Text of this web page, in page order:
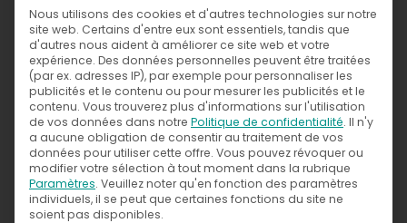
Exhibitions
News
Press
WITH
WHO
CONTACT
Nous utilisons des cookies et d'autres technologies sur notre
site web. Certains d'entre eux sont essentiels, tandis que
d'autres nous aident à améliorer ce site web et votre
expérience. Des données personnelles peuvent être traitées
(par ex. adresses IP), par exemple pour personnaliser les
publicités et le contenu ou pour mesurer les publicités et le
contenu. Vous trouverez plus d'informations sur l'utilisation
de vos données dans notre Politique de confidentialité. Il n'y
a aucune obligation de consentir au traitement de vos
données pour utiliser cette offre. Vous pouvez révoquer ou
modifier votre sélection à tout moment dans la rubrique
Paramètres. Veuillez noter qu'en fonction des paramètres
individuels, il se peut que certaines fonctions du site ne
soient pas disponibles.